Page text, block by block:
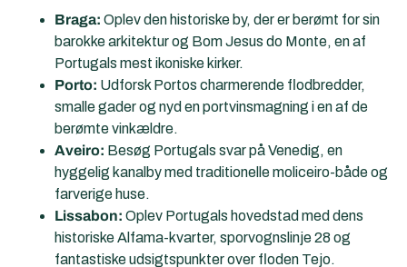
Braga: Oplev den historiske by, der er berømt for sin
barokke arkitektur og Bom Jesus do Monte, en af
Portugals mest ikoniske kirker.
Porto: Udforsk Portos charmerende flodbredder,
smalle gader og nyd en portvinsmagning i en af de
berømte vinkældre.
Aveiro: Besøg Portugals svar på Venedig, en
hyggelig kanalby med traditionelle moliceiro-både og
farverige huse.
Lissabon: Oplev Portugals hovedstad med dens
historiske Alfama-kvarter, sporvognslinje 28 og
fantastiske udsigtspunkter over floden Tejo.